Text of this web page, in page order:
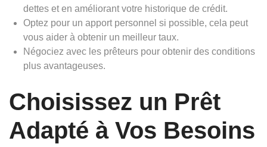
dettes et en améliorant votre historique de crédit.
Optez pour un apport personnel si possible, cela peut
vous aider à obtenir un meilleur taux.
Négociez avec les prêteurs pour obtenir des conditions
plus avantageuses.
Choisissez un Prêt
Adapté à Vos Besoins